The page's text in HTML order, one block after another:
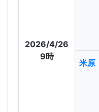
2026/4/26
9時
米原